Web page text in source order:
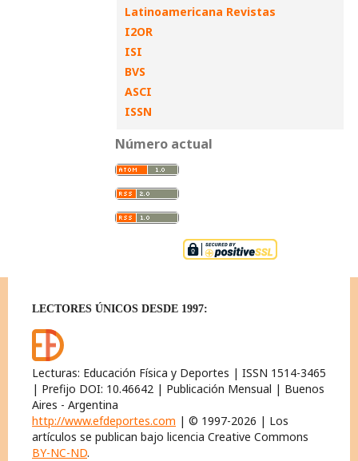
Latinoamericana Revistas
I2OR
ISI
BVS
ASCI
ISSN
Número actual
LECTORES ÚNICOS DESDE 1997:
Lecturas: Educación Física y Deportes | ISSN 1514-3465
| Prefijo DOI: 10.46642 | Publicación Mensual | Buenos
Aires - Argentina
http://www.efdeportes.com | © 1997-2026 | Los
artículos se publican bajo licencia Creative Commons
BY-NC-ND.